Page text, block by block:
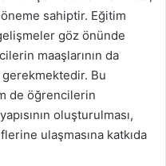
sahiptir. Eğitim
göz önünde
maaşlarının da
Bu
de öğrencilerin
oluşturulması,
ulaşmasına katkıda